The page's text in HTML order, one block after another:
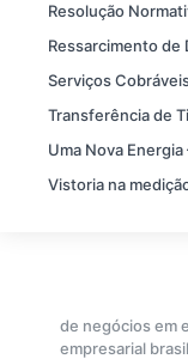
Resolução
Ressarcimento de
Serviços
Transferência de
Uma Nova
Vistoria na
de negócios em
empresarial